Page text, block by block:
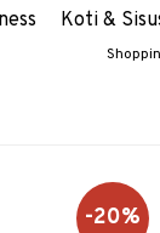
Koti &
-20%